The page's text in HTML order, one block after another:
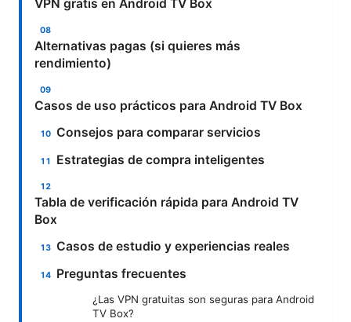
VPN gratis en Android TV Box
Alternativas pagas (si quieres más
rendimiento)
Casos de uso prácticos para Android TV Box
Consejos para comparar servicios
Estrategias de compra inteligentes
Tabla de verificación rápida para Android TV
Box
Casos de estudio y experiencias reales
Preguntas frecuentes
¿Las VPN gratuitas son seguras para Android
TV Box?